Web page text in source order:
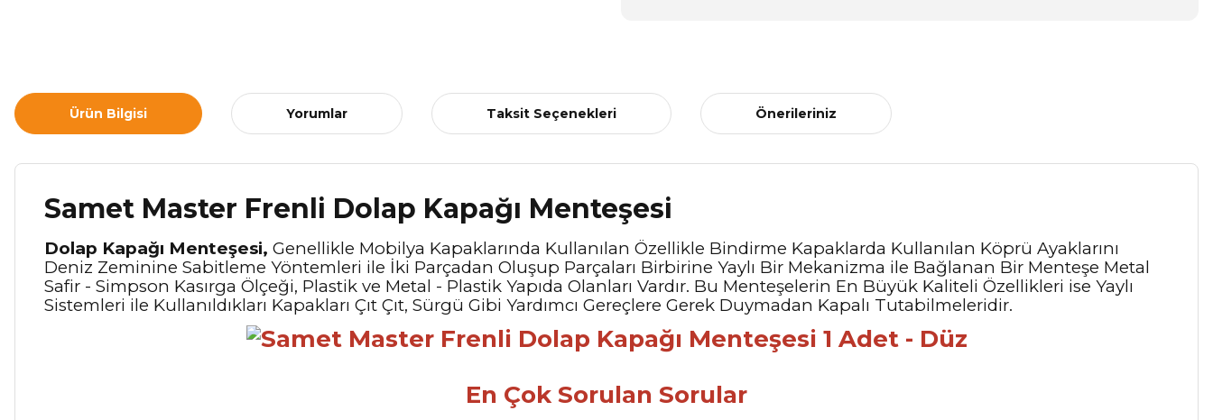
Ürün Bilgisi Yorumlar Taksit Seçenekleri Önerileriniz
Samet Master Frenli Dolap Kapağı Menteşesi
Dolap Kapağı Menteşesi, Genellikle Mobilya Kapaklarında Kullanılan Özellikle Bindirme Kapaklarda Kullanılan Köprü Ayaklarını
Deniz Zeminine Sabitleme Yöntemleri ile İki Parçadan Oluşup Parçaları Birbirine Yaylı Bir Mekanizma ile Bağlanan Bir Menteşe Metal
Safir - Simpson Kasırga Ölçeği, Plastik ve Metal - Plastik Yapıda Olanları Vardır. Bu Menteşelerin En Büyük Kaliteli Özellikleri ise Yaylı
Sistemleri ile Kullanıldıkları Kapakları Çıt Çıt, Sürgü Gibi Yardımcı Gereçlere Gerek Duymadan Kapalı Tutabilmeleridir.
En Çok Sorulan Sorular